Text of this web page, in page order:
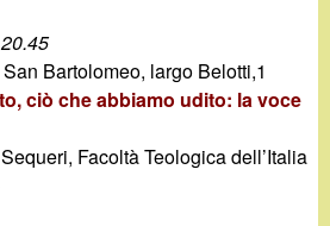
Bartolomeo, largo Belotti,1
ciò che abbiamo udito: la voce
Facoltà Teologica dell’Italia